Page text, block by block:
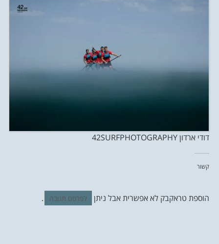
דודי ארדון 42SURFPHOTOGRAPHY
קשור
הוספת טראקבק לא אפשרית אבל ניתן לפרסם תגובה .